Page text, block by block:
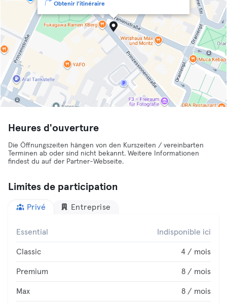
Obtenir l'itinéraire
Heures d'ouverture
Die Öffnungszeiten hängen von den Kurszeiten / vereinbarten
Terminen ab oder sind nicht bekannt. Weitere Informationen
findest du auf der Partner-Webseite.
Limites de participation
Privé Entreprise
Essential Indisponible ici
Classic 4 / mois
Premium 8 / mois
Max 8 / mois